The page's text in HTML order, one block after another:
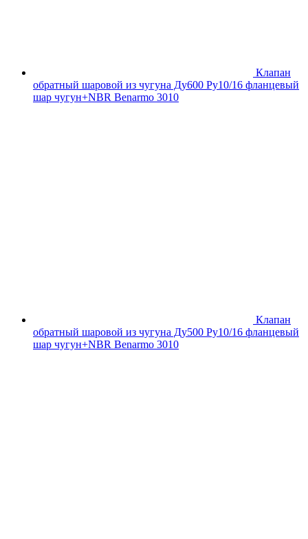
Клапан
обратный шаровой из чугуна Ду600 Ру10/16 фланцевый
шар чугун+NBR Benarmo 3010
Клапан
обратный шаровой из чугуна Ду500 Ру10/16 фланцевый
шар чугун+NBR Benarmo 3010